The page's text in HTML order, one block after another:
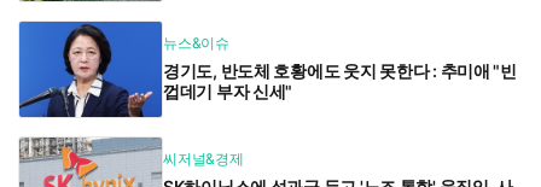
뉴스&이슈
경기도, 반도체 호황에도 웃지 못한다 : 추미애 "빈
껍데기 부자 신세"
씨저널&경제